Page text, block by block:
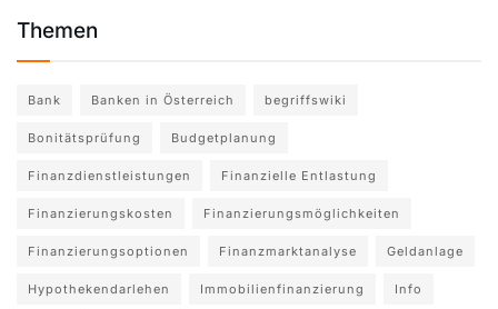
Themen
Bank Banken in Österreich begriffswiki
Bonitätsprüfung Budgetplanung
Finanzdienstleistungen Finanzielle Entlastung
Finanzierungskosten Finanzierungsmöglichkeiten
Finanzierungsoptionen Finanzmarktanalyse Geldanlage
Hypothekendarlehen Immobilienfinanzierung Info